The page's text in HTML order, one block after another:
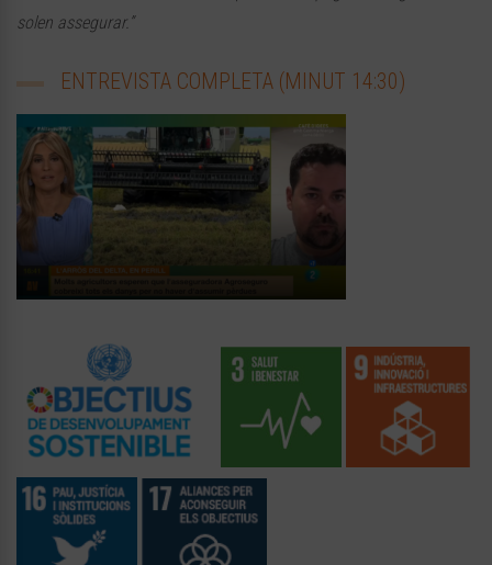
solen assegurar.”
ENTREVISTA COMPLETA (MINUT 14:30)